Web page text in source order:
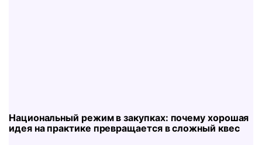
Национальный режим в закупках: почему хорошая
идея на практике превращается в сложный квес